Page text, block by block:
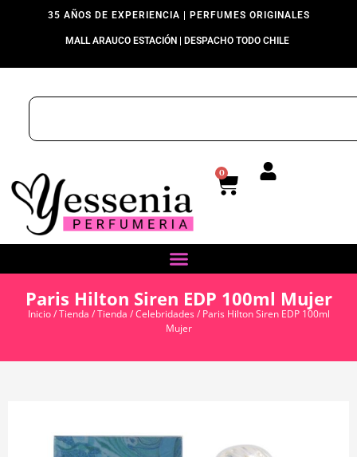
35 AÑOS DE EXPERIENCIA | PERFUMES ORIGINALES
MALL ARAUCO ESTACIÓN | DESPACHO TODO CHILE
0
Paris Hilton Siren EDP 100ml Mujer
Inicio/Tienda /Tienda /Celebridades/ Paris Hilton Siren EDP 100ml
Mujer